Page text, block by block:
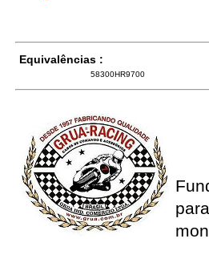
Equivalências :
58300HR9700